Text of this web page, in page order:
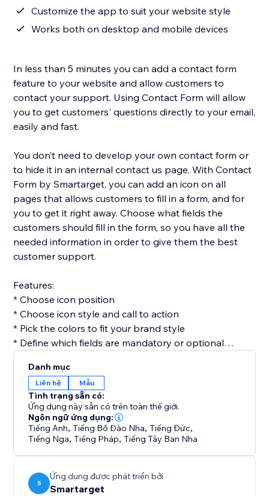
Customize the app to suit your website style
Works both on desktop and mobile devices
In less than 5 minutes you can add a contact form
feature to your website and allow customers to
contact your support. Using Contact Form will allow
you to get customers' questions directly to your email,
easily and fast.
You don’t need to develop your own contact form or
to hide it in an internal contact us page. With Contact
Form by Smartarget, you can add an icon on all
pages that allows customers to fill in a form, and for
you to get it right away. Choose what fields the
customers should fill in the form, so you have all the
needed information in order to give them the best
customer support.
Features:
* Choose icon position
* Choose icon style and call to action
* Pick the colors to fit your brand style
* Define which fields are mandatory or optional
* Get notifications on Telegram for every form
submission (optional)
Contact Form by Smartarget is the most efficient way
to get customers contacting you by using a form. You
don’t need any development skills to use it. The app
works both on desktop and mobile devices.
Danh mục
Liên hệ Mẫu
Tình trạng sẵn có:
Ứng dụng này sẵn có trên toàn thế giới.
Ngôn ngữ ứng dụng:
Tiếng Anh,Tiếng Bồ Đào Nha,Tiếng Đức,
Tiếng Nga,Tiếng Pháp,Tiếng Tây Ban Nha
S
Ứng dụng được phát triển bởi
Smartarget